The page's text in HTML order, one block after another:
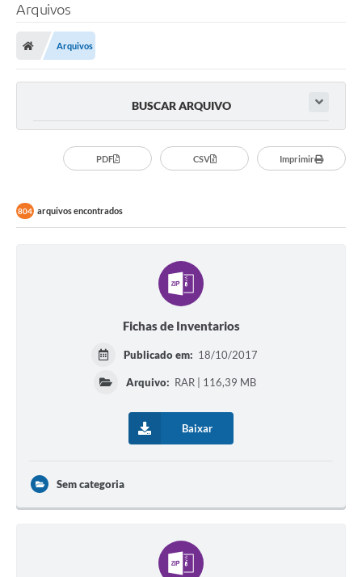
Arquivos
Arquivos
BUSCAR ARQUIVO
PDF CSV Imprimir
804 arquivos encontrados
Fichas de Inventarios
Publicado em: 18/10/2017
Arquivo: RAR | 116,39 MB
Baixar
Sem categoria